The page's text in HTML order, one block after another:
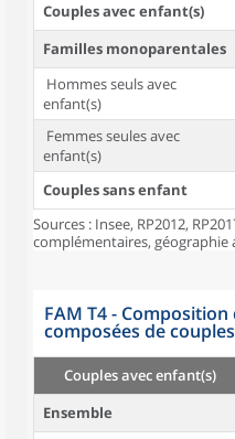
Couples avec enfant(s)
Familles monoparentales
Hommes seuls avec
enfant(s)
Femmes seules avec
enfant(s)
Couples sans enfant
Sources : Insee, RP2012,
complémentaires, géographie
FAM T4 -
composées de
Couples avec enfant(s)
Ensemble